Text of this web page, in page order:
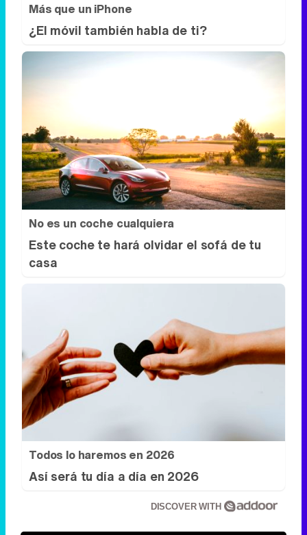
Más que un iPhone
¿El móvil también habla de ti?
No es un coche cualquiera
Este coche te hará olvidar el sofá de tu
casa
Todos lo haremos en 2026
Así será tu día a día en 2026
DISCOVER WITH